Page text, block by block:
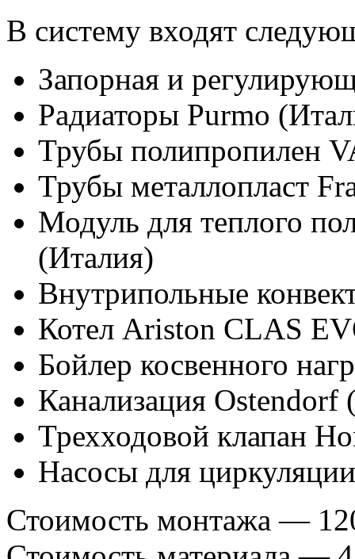
В систему входят
Запорная и
Радиаторы Purmo
Трубы полипропилен
Трубы металлопласт
Модуль для теплого
(Италия)
Внутрипольные
Котел Ariston CLAS
Бойлер косвенного
Канализация Ostendorf
Трехходовой клапан
Насосы для
Стоимость монтажа —